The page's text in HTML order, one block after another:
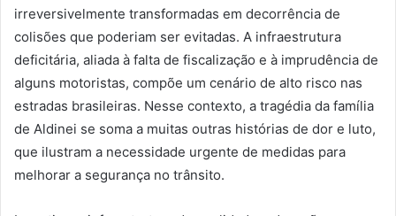
irreversivelmente transformadas em decorrência de
colisões que poderiam ser evitadas. A infraestrutura
deficitária, aliada à falta de fiscalização e à imprudência de
alguns motoristas, compõe um cenário de alto risco nas
estradas brasileiras. Nesse contexto, a tragédia da família
de Aldinei se soma a muitas outras histórias de dor e luto,
que ilustram a necessidade urgente de medidas para
melhorar a segurança no trânsito.